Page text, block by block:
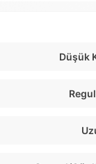
Düşük